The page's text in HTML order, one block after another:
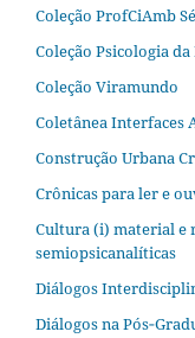
Coleção ProfCiAmb
Coleção Psicologia
Coleção Viramundo
Coletânea Interfaces
Construção Urbana
Crônicas para ler e
Cultura (i) material e
semiopsicanalíticas
Diálogos
Diálogos na